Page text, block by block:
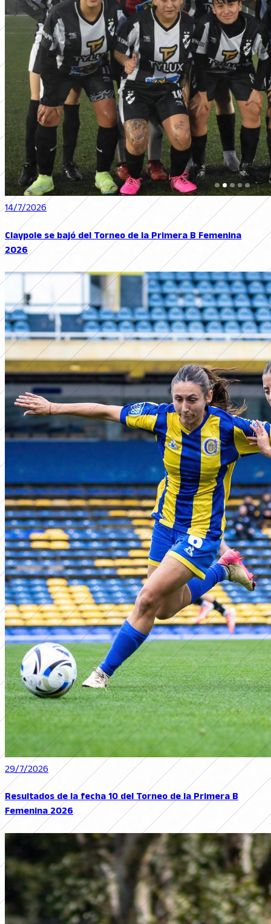
14/7/2026
Claypole se bajó del Torneo de la Primera B Femenina
2026
29/7/2026
Resultados de la fecha 10 del Torneo de la Primera B
Femenina 2026